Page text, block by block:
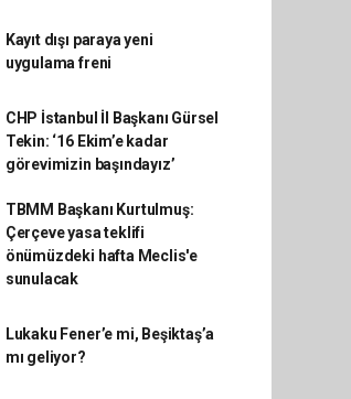
Kayıt dışı paraya yeni
uygulama freni
CHP İstanbul İl Başkanı Gürsel
Tekin: ‘16 Ekim’e kadar
görevimizin başındayız’
TBMM Başkanı Kurtulmuş:
Çerçeve yasa teklifi
önümüzdeki hafta Meclis'e
sunulacak
Lukaku Fener’e mi, Beşiktaş’a
mı geliyor?